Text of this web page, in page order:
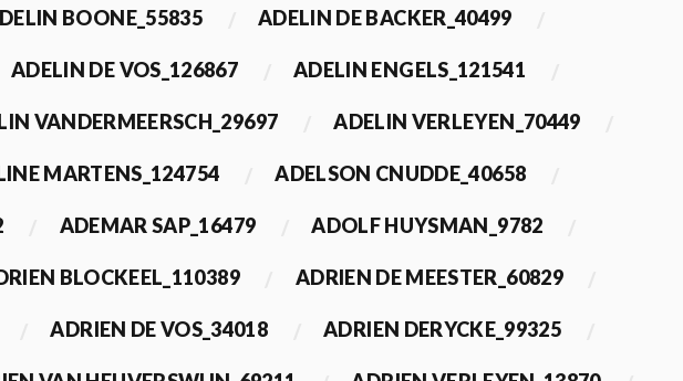
BOONE_55835 ADELIN DE BACKER_40499
ADELIN DE VOS_126867 ADELIN ENGELS_121541
VANDERMEERSCH_29697 ADELIN VERLEYEN_70449
MARTENS_124754 ADELSON CNUDDE_40658
ADEMAR SAP_16479 ADOLF HUYSMAN_9782
BLOCKEEL_110389 ADRIEN DE MEESTER_60829
ADRIEN DE VOS_34018 ADRIEN DERYCKE_99325